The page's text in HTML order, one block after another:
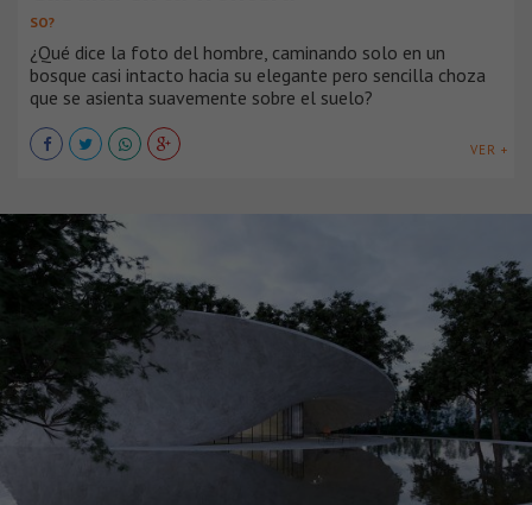
SO?
¿Qué dice la foto del hombre, caminando solo en un
bosque casi intacto hacia su elegante pero sencilla choza
que se asienta suavemente sobre el suelo?
VER +